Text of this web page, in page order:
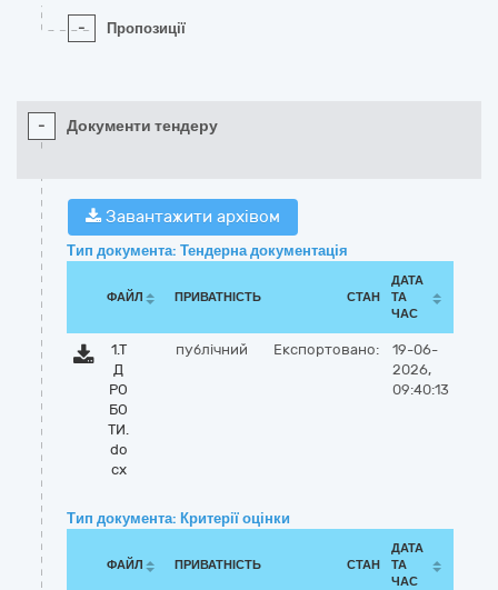
- Пропозиції
- Документи тендеру
Завантажити архівом
Тип документа: Тендерна документація
ФАЙЛ ПРИВАТНІСТЬ СТАН
ДАТА
ТА
ЧАС
1.Т
Д
РО
БО
ТИ.
do
cx
публічний Експортовано:
19-06-
2026,
09:40:13
Тип документа: Критерії оцінки
ФАЙЛ ПРИВАТНІСТЬ СТАН
ДАТА
ТА
ЧАС